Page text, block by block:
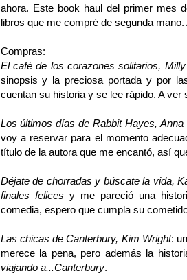
ahora. Este book haul del primer mes
libros que me compré de segunda mano.
Compras:
El café de los corazones solitarios,
sinopsis y la preciosa portada y por
cuentan su historia y se lee rápido. A ver
Los últimos días de Rabbit Hayes, Anna
voy a reservar para el momento
título de la autora que me encantó, así
Déjate de chorradas y búscate la vida,
finales felices y me pareció una
comedia, espero que cumpla su
Las chicas de Canterbury, Kim Wright:
merece la pena, pero además la
viajando a...Canterbury.